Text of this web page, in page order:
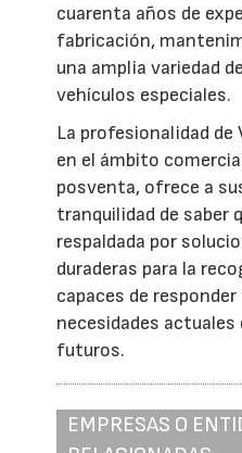
cuarenta años de
fabricación,
una amplia variedad
vehículos especiales.
La profesionalidad
en el ámbito
posventa, ofrece a
tranquilidad de saber
respaldada por
duraderas para la
capaces de
necesidades
futuros.
EMPRESAS O